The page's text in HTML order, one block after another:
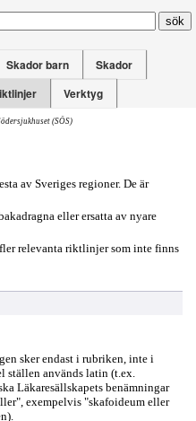
Skador barn
Skador
Verktyg
(SÖS)
av Sveriges regioner. De är
eller ersatta av nyare
relevanta riktlinjer som inte finns
sker endast i rubriken, inte i
ställen används latin (t.ex.
Läkaresällskapets benämningar
exempelvis "skafoideum eller